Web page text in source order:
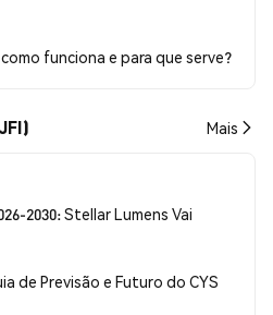
funciona e para que serve?
Mais
2030: Stellar Lumens Vai
de Previsão e Futuro do CYS